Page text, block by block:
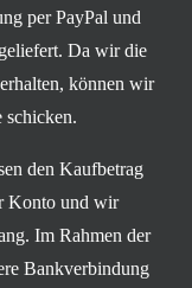
per PayPal und
Da wir die
können wir
schicken.
den Kaufbetrag
Konto und wir
Im Rahmen der
Bankverbindung